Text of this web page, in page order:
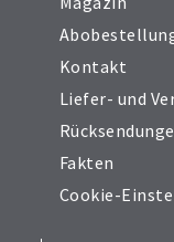
Kontakt
Liefer- und
Fakten
Cookie-